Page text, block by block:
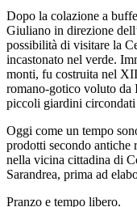
Dopo la colazione a
Giuliano in direzione
possibilità di visitare la
incastonato nel verde.
monti, fu costruita nel
romano-gotico voluto da
piccoli giardini circondati
Oggi come un tempo
prodotti secondo antiche
nella vicina cittadina di
Sarandrea, prima ad
Pranzo e tempo libero.